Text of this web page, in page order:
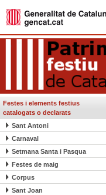
Festes i elements festius
catalogats o declarats
Sant Antoni
Carnaval
Setmana Santa i Pasqua
Festes de maig
Corpus
Sant Joan